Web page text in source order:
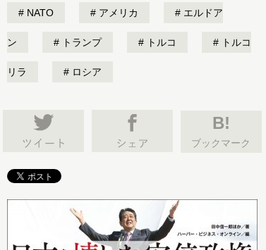
NATO アメリカ エルドア
ン トランプ トルコ トルコ
リラ ロシア
B!
ブックマーク